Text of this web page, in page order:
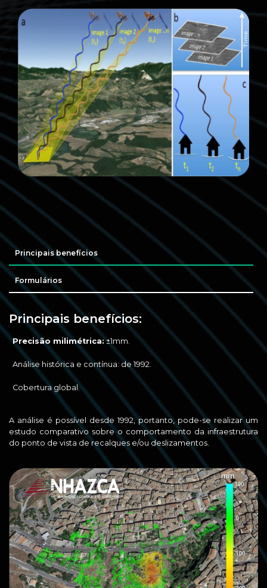
Principais benefícios
Formulários
Principais benefícios:
Precisão milimétrica:±1mm.
Análise histórica e contínua: de 1992.
Cobertura global.
A análise é possível desde 1992, portanto, pode-se realizar um
estudo comparativo sobre o comportamento da infraestrutura
do ponto de vista de recalques e/ou deslizamentos.